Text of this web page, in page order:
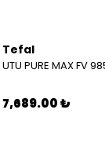
Tefal
7,689.00 ₺